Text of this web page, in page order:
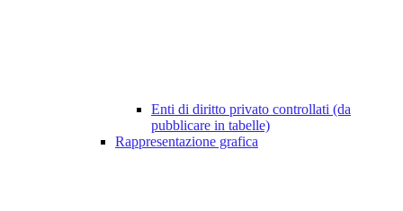
Enti di diritto privato controllati (da
pubblicare in tabelle)
Rappresentazione grafica